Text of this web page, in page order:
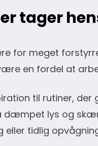
tager
for meget
en fordel at
til rutiner,
dæmpet lys og
eller tidlig